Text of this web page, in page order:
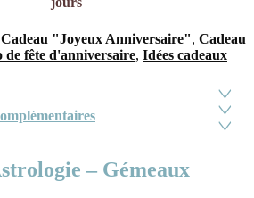
Cadeau "Joyeux Anniversaire", Cadeau
de fête d'anniversaire, Idées cadeaux
– Gémeaux